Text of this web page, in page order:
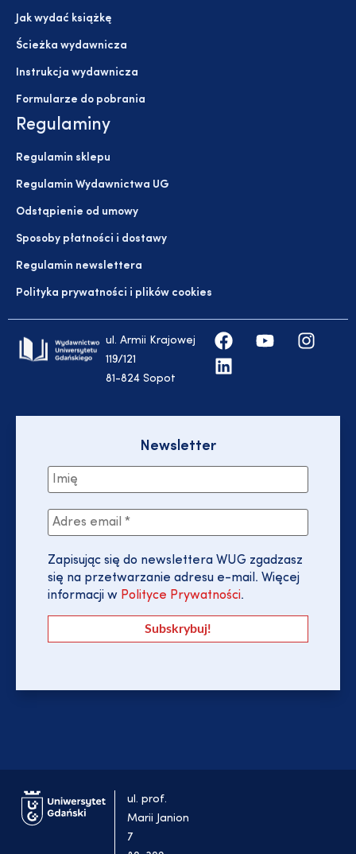
Jak wydać książkę
Ścieżka wydawnicza
Instrukcja wydawnicza
Formularze do pobrania
Regulaminy
Regulamin sklepu
Regulamin Wydawnictwa UG
Odstąpienie od umowy
Sposoby płatności i dostawy
Regulamin newslettera
Polityka prywatności i plików cookies
ul. Armii Krajowej
119/121
81-824 Sopot
Newsletter
Zapisując się do newslettera WUG zgadzasz
się na przetwarzanie adresu e-mail. Więcej
informacji w Polityce Prywatności.
ul. prof.
Marii Janion
7